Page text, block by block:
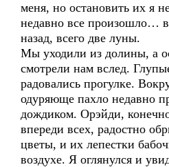
меня, но остановить их я
недавно все произошло…
назад, всего две луны.
Мы уходили из долины, а
смотрели нам вслед.
радовались прогулке.
одуряюще пахло недавно
дождиком. Орэйди,
впереди всех, радостно
цветы, и их лепестки
воздухе. Я оглянулся и